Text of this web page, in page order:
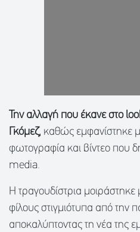
Την αλλαγή που έκανε στο
Γκόμεζ, καθώς εμφανίστηκε
φωτογραφία και βίντεο που
media.
Η τραγουδίστρια μοιράστηκε
φίλους στιγμιότυπα από την
αποκαλύπτοντας τη νέα της